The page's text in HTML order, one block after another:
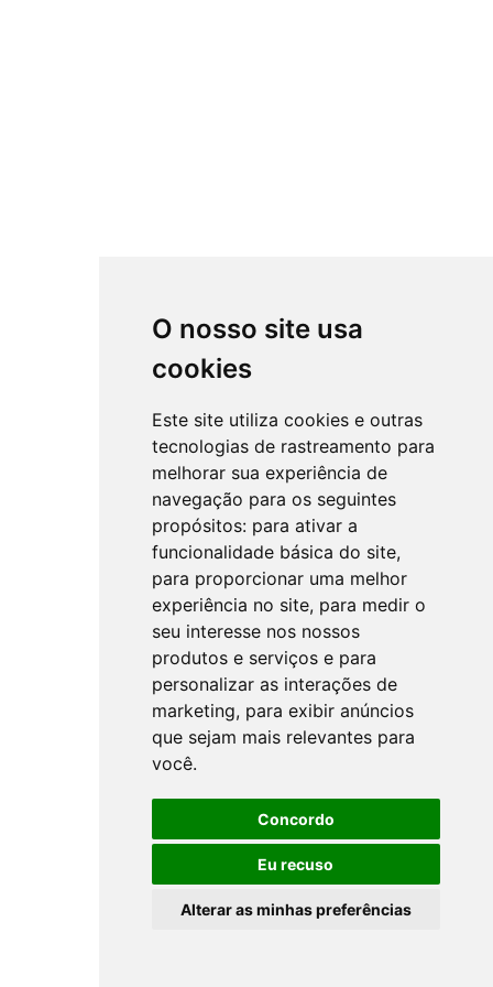
O nosso site usa
cookies
Este site utiliza cookies e outras
tecnologias de rastreamento para
melhorar sua experiência de
navegação para os seguintes
propósitos: para ativar a
funcionalidade básica do site,
para proporcionar uma melhor
experiência no site, para medir o
seu interesse nos nossos
produtos e serviços e para
personalizar as interações de
marketing, para exibir anúncios
que sejam mais relevantes para
você.
Concordo
Eu recuso
Alterar as minhas preferências